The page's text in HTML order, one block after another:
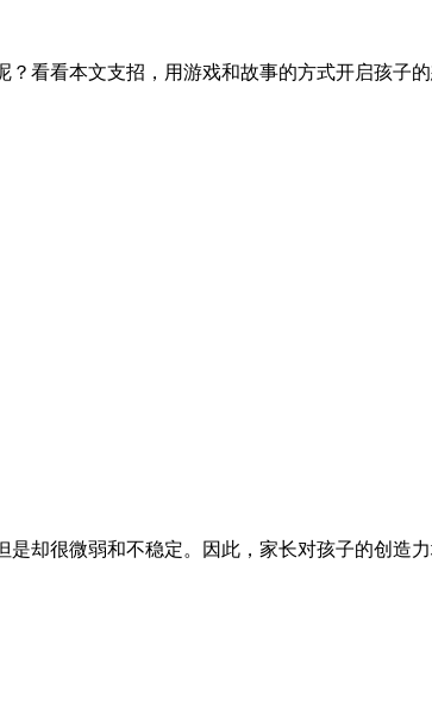
看看本文支招，用游戏和故事的方式开启孩子
却很微弱和不稳定。因此，家长对孩子的创造